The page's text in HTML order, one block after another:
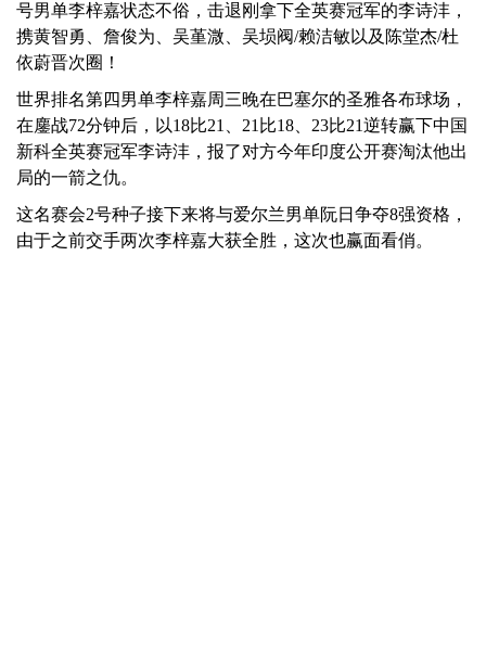
号男单李梓嘉状态不俗，击退刚拿下全英赛冠军的李诗沣，
携黄智勇、詹俊为、吴堇溦、吴埙阀/赖洁敏以及陈堂杰/杜
依蔚晋次圈！
世界排名第四男单李梓嘉周三晚在巴塞尔的圣雅各布球场，
在鏖战72分钟后，以18比21、21比18、23比21逆转赢下中国
新科全英赛冠军李诗沣，报了对方今年印度公开赛淘汰他出
局的一箭之仇。
这名赛会2号种子接下来将与爱尔兰男单阮日争夺8强资格，
由于之前交手两次李梓嘉大获全胜，这次也赢面看俏。